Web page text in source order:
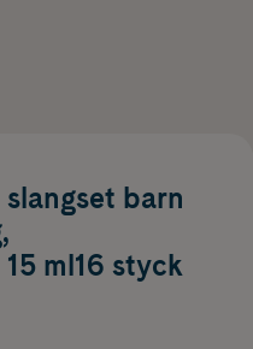
barn
ml16 styck